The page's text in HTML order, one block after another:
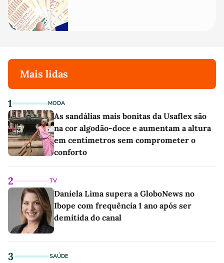
Mais lidas
1 MODA
As sandálias mais bonitas da Usaflex são
na cor algodão-doce e aumentam a altura
em centímetros sem comprometer o
conforto
2 TV
Daniela Lima supera a GloboNews no
Ibope com frequência 1 ano após ser
demitida do canal
3 SAÚDE